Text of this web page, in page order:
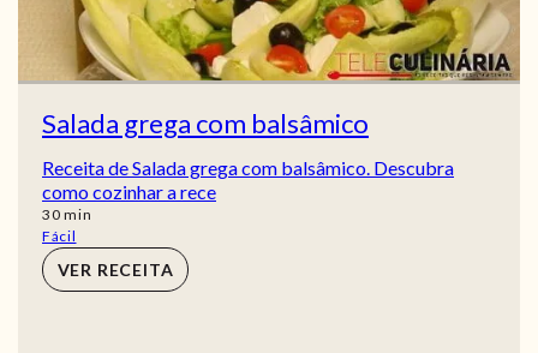
Salada grega com balsâmico
Receita de Salada grega com balsâmico. Descubra
como cozinhar a rece
30min
min
Fácil
VER RECEITA